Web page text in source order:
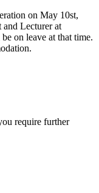
on May 10st,
and Lecturer at
on leave at that time.
require further